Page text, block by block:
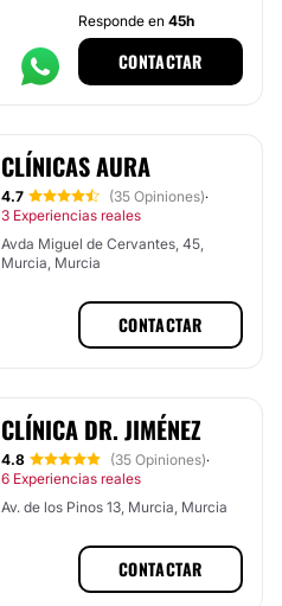
Responde en 45h
CONTACTAR
CLÍNICAS AURA
4.7 (35 Opiniones)·
3 Experiencias reales
Avda Miguel de Cervantes, 45,
Murcia, Murcia
CONTACTAR
CLÍNICA DR. JIMÉNEZ
4.8 (35 Opiniones)·
6 Experiencias reales
Av. de los Pinos 13, Murcia, Murcia
CONTACTAR